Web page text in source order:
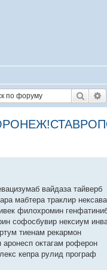
Поиск
вайдаза тайверб
мабтера траклир
филохромин
софосбувир нексиум
тиенам рекармон
октагам роферон
кепра рулид програф